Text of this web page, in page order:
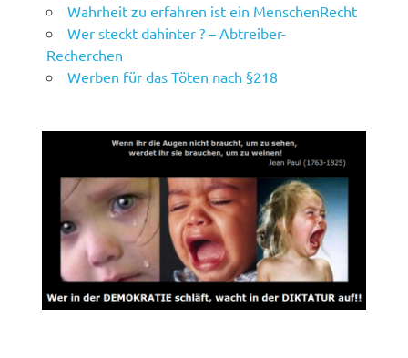
Wahrheit zu erfahren ist ein MenschenRecht
Wer steckt dahinter ? – Abtreiber-
Recherchen
Werben für das Töten nach §218